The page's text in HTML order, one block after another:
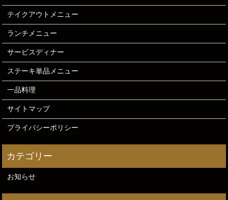
テイクアウトメニュー
ランチメニュー
サービスディナー
ステーキ単品メニュー
一品料理
サイトマップ
プライバシーポリシー
お知らせ